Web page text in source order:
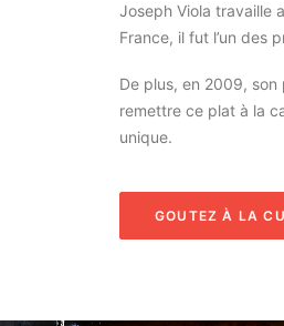
Joseph Viola travaille
France, il fut l’un des
De plus, en 2009,
remettre ce plat à la
unique.
GOUTEZ À LA